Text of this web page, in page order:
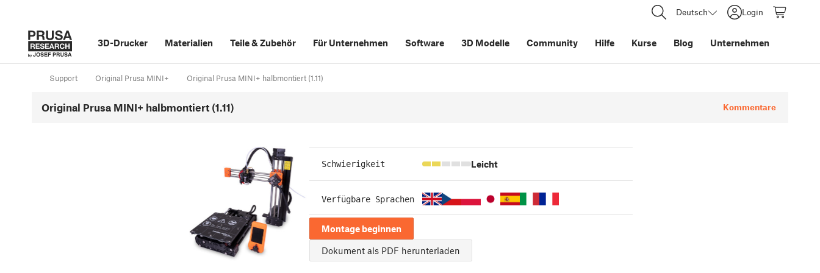
Deutsch Login
3D-Drucker Materialien Teile&Zubehör Für Unternehmen Software 3D Modelle Community Hilfe Kurse Blog Unternehmen
Support Original Prusa MINI+ Original Prusa MINI+ halbmontiert (1.11)
Original Prusa MINI+ halbmontiert (1.11) Kommentare
Schwierigkeit Leicht
Verfügbare Sprachen
Montage beginnen
Dokument als PDF herunterladen